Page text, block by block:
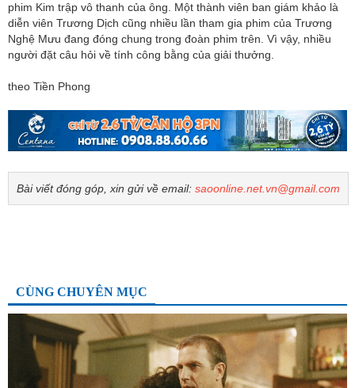
phim Kim trập vô thanh của ông. Một thành viên ban giám khảo là
diễn viên Trương Dịch cũng nhiều lần tham gia phim của Trương
Nghệ Mưu đang đóng chung trong đoàn phim trên. Vì vậy, nhiều
người đặt câu hỏi về tính công bằng của giải thưởng.
theo Tiền Phong
Bài viết đóng góp, xin gửi về email: saoonline.net.vn@gmail.com
CÙNG CHUYÊN MỤC